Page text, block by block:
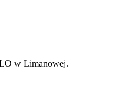
w Limanowej.